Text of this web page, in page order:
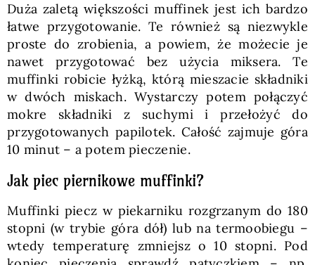
Duża zaletą większości muffinek jest ich bardzo
łatwe przygotowanie. Te również są niezwykle
proste do zrobienia, a powiem, że możecie je
nawet przygotować bez użycia miksera. Te
muffinki robicie łyżką, którą mieszacie składniki
w dwóch miskach. Wystarczy potem połączyć
mokre składniki z suchymi i przełożyć do
przygotowanych papilotek. Całość zajmuje góra
10 minut – a potem pieczenie.
Jak piec piernikowe muffinki?
Muffinki piecz w piekarniku rozgrzanym do 180
stopni (w trybie góra dół) lub na termoobiegu –
wtedy temperaturę zmniejsz o 10 stopni. Pod